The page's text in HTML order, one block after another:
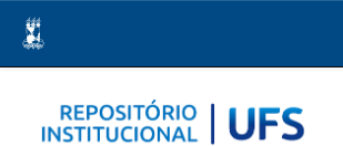
navigation